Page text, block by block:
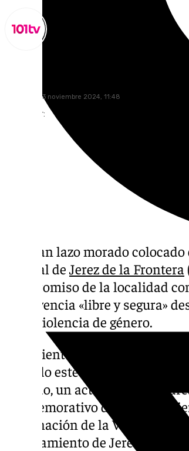
miércoles, 13 noviembre 2024, 11:48
Compartir:
Un gran lazo morado
Central de Jerez de la Frontera
compromiso de la localidad
convivencia «libre y segura»
de la violencia de género.
La teniente de alcaldesa de
asistido este martes a la
morado, un acto que se
conmemorativo del 25 de
Eliminación de la Violencia
Ayuntamiento de Jerez en una